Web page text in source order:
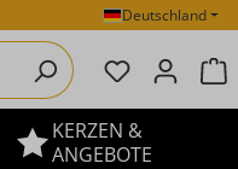
Deutschland
Du hast 0
KERZEN &
ANGEBOTE